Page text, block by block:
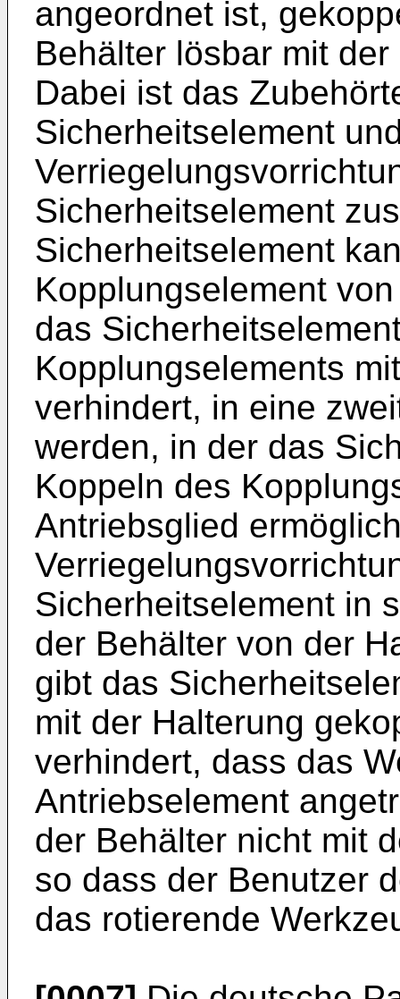
angeordnet ist,
Behälter lösbar mit
Dabei ist das
Sicherheitselement
Sicherheitselement
Sicherheitselement
Kopplungselement
das
Kopplungselements
verhindert, in eine
werden, in der das
Koppeln des
Antriebsglied
Sicherheitselement in
der Behälter von der
gibt das
mit der Halterung
verhindert, dass das
Antriebselement
der Behälter nicht mit
so dass der Benutzer
das rotierende